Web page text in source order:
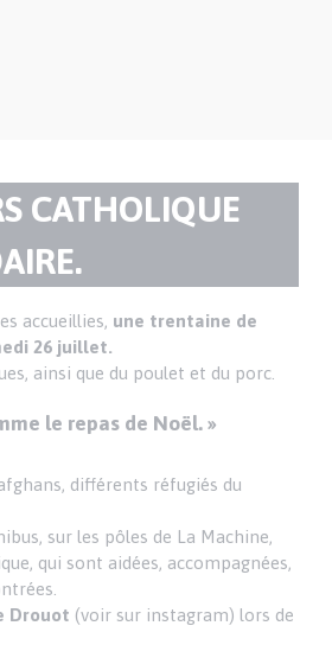
CATHOLIQUE
accueillies, une trentaine de
26 juillet.
ainsi que du poulet et du porc.
le repas de Noël. »
différents réfugiés du
sur les pôles de La Machine,
qui sont aidées, accompagnées,
Drouot (voir sur instagram) lors de